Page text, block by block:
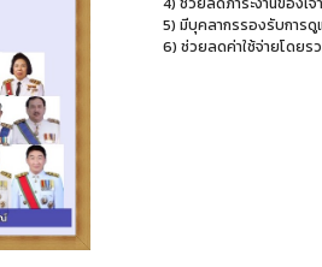
5) มีบุคลากรรองรับการดู
6) ช่วยลดค่าใช้จ่ายโดยรว